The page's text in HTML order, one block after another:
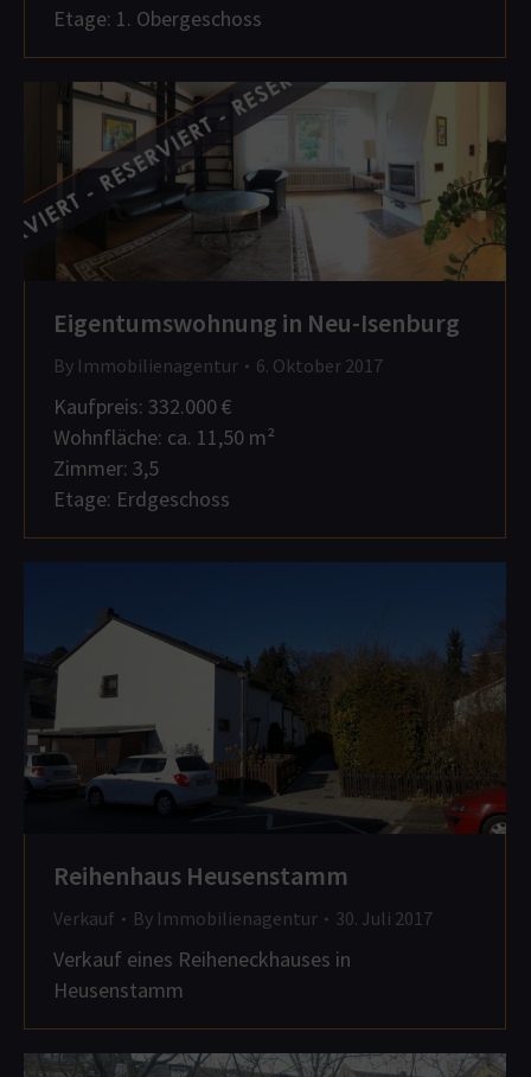
Etage: 1. Obergeschoss
Eigentumswohnung in Neu-Isenburg
By Immobilienagentur 6. Oktober 2017
Kaufpreis: 332.000 €
Wohnfläche: ca. 11,50 m²
Zimmer: 3,5
Etage: Erdgeschoss
Reihenhaus Heusenstamm
Verkauf By Immobilienagentur 30. Juli 2017
Verkauf eines Reiheneckhauses in
Heusenstamm